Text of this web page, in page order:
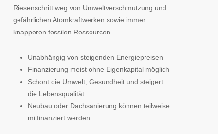
Riesenschritt weg von Umweltverschmutzung und
gefährlichen Atomkraftwerken sowie immer
knapperen fossilen Ressourcen.
Unabhängig von steigenden Energiepreisen
Finanzierung meist ohne Eigenkapital möglich
Schont die Umwelt, Gesundheit und steigert
die Lebensqualität
Neubau oder Dachsanierung können teilweise
mitfinanziert werden